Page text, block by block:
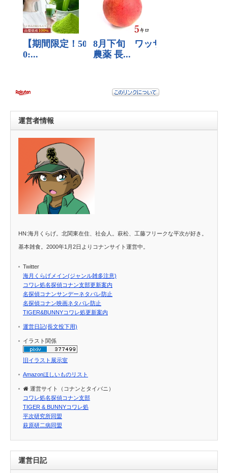
運営者情報
HN:海月くらげ。北関東在住、社会人。萩松、工藤フリークな平次が好き。
基本雑食。2000年1月2日よりコナンサイト運営中。
Twitter
海月くらげメイン(ジャンル雑多注意)
コワレ処名探偵コナン支部更新案内
名探偵コナンサンデーネタバレ防止
名探偵コナン映画ネタバレ防止
TIGER&BUNNYコワレ処更新案内
運営日記(長文投下用)
イラスト関係
旧イラスト展示室
Amazonほしいものリスト
運営サイト（コナンとタイバニ）
コワレ処名探偵コナン支部
TIGER & BUNNYコワレ処
平次研究所同盟
萩原研二病同盟
運営日記